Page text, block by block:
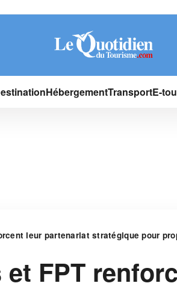
HébergementTransportE-
leur partenariat stratégique pour
FPT